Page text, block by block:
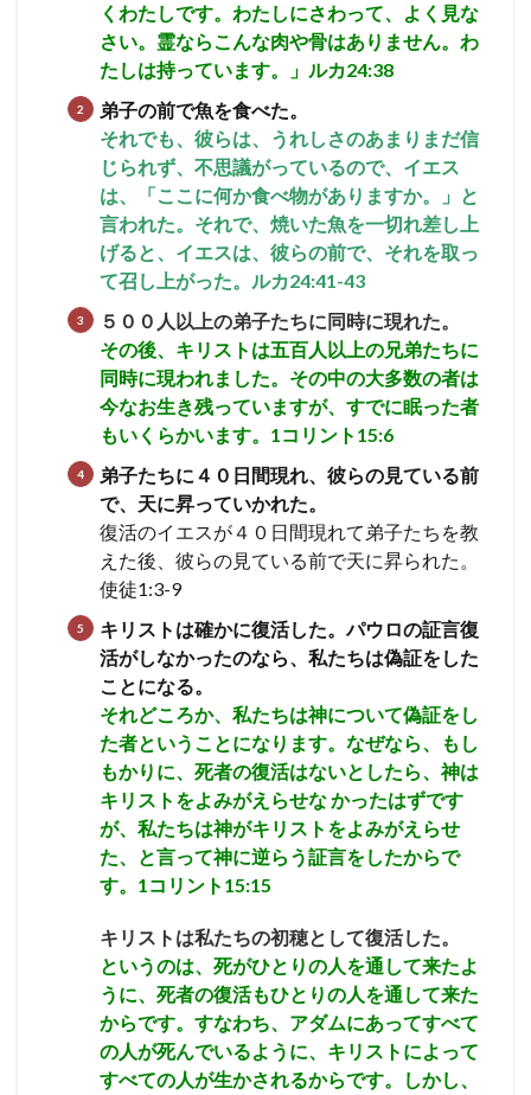
て復
る
くわたしです。わたしにさわって、よく見な
さい。霊ならこんな肉や骨はありません。わ
たしは持っています。」ルカ24:38
弟子の前で魚を食べた。
それでも、彼らは、うれしさのあまりまだ信
じられず、不思議がっているので、イエス
は、「ここに何か食べ物がありますか。」と
言われた。それで、焼いた魚を一切れ差し上
げると、イエスは、彼らの前で、それを取っ
て召し上がった。 ルカ24:41-43
５００人以上の弟子たちに同時に現れた。
その後、キリストは五百人以上の兄弟たちに
同時に現われました。その中の大多数の者は
今なお生き残っていますが、すでに眠った者
もいくらかいます。 1コリント15:6
弟子たちに４０日間現れ、彼らの見ている前
で、天に昇っていかれた。
復活のイエスが４０日間現れて弟子たちを教
えた後、彼らの見ている前で天に昇られた。
使徒1:3-9
キリストは確かに復活した。パウロの証言復
活がしなかったのなら、私たちは偽証をした
ことになる。
それどころか、私たちは神について偽証をし
た者ということになります。なぜなら、もし
もかりに、死者の復活はないとしたら、神は
キリストをよみがえらせな かったはずです
が、私たちは神がキリストをよみがえらせ
た、と言って神に逆らう証言をしたからで
す。1コリント15:15
キリストは私たちの初穂として復活した。
というのは、死がひとりの人を通して来たよ
うに、死者の復活もひとりの人を通して来た
からです。すなわち、アダムにあってすべて
の人が死んでいるように、キリストによって
すべての人が生かされるからです。しかし、
悔いた心
過ぎ越し 礼拝
パウロ
エルサレム
聖餐 励ます 罪
聖書
預言 レハブアム ヤロブアム
破滅
ダビデ
ソロモン サウル一族
アドニヤ
シェバの女王
神殿 知恵 契約
ききん
遺言
人口調査